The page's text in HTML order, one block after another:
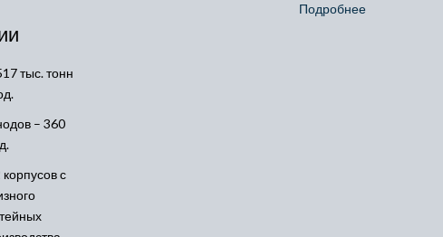
тыс. тонн
– 360
с
Подробнеео